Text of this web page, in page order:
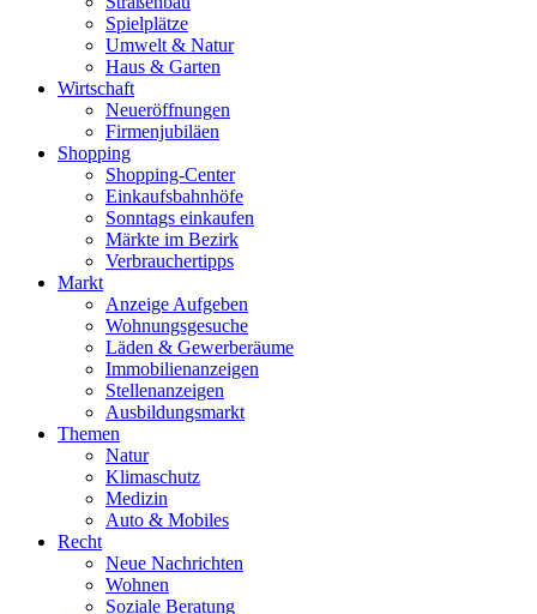
Spielplätze
Umwelt & Natur
Haus & Garten
Wirtschaft
Neueröffnungen
Firmenjubiläen
Shopping
Shopping-Center
Einkaufsbahnhöfe
Sonntags einkaufen
Märkte im Bezirk
Verbrauchertipps
Markt
Anzeige Aufgeben
Wohnungsgesuche
Läden & Gewerberäume
Immobilienanzeigen
Stellenanzeigen
Ausbildungsmarkt
Themen
Natur
Klimaschutz
Medizin
Auto & Mobiles
Recht
Neue Nachrichten
Wohnen
Soziale Beratung